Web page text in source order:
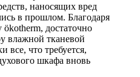
наносящих вред
в прошлом. Благодаря
ökotherm, достаточно
влажной тканевой
все, что требуется,
шкафа вновь